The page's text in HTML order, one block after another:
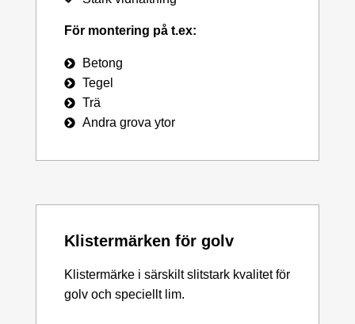
För montering på t.ex:
Betong
Tegel
Trä
Andra grova ytor
Klistermärken för golv
Klistermärke i särskilt slitstark kvalitet för
golv och speciellt lim.